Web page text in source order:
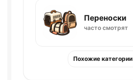
Переноски
часто смотрят
Похожие категории